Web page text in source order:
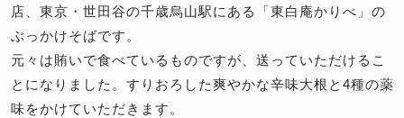
店、東京・世田谷の千歳烏山駅にある「東白庵かりべ」の
ぶっかけそばです。
元々は賄いで食べているものですが、送っていただけるこ
とになりました。すりおろした爽やかな辛味大根と4種の薬
味をかけていただきます。